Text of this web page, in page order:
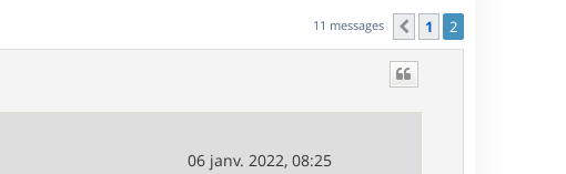
11 messages Précédent
1 2
06 janv. 2022, 08:25